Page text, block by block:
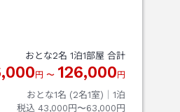
おとな2名 1泊1部屋 合計
円 〜 126,000 円
おとな1名 (2名1室)｜ 1泊
税込 43,000円〜63,000円